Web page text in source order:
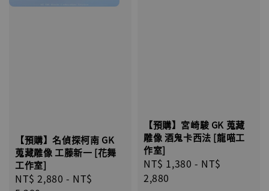
【預購】名偵探柯南 GK
蒐藏雕像 工藤新一 [花舞
工作室]
Regular
NT$ 2,880 - NT$
【預購】宮崎駿 GK 蒐藏
雕像 酒鬼卡西法 [龍喵工
作室]
Regular
price
NT$ 1,380 - NT$
2,880